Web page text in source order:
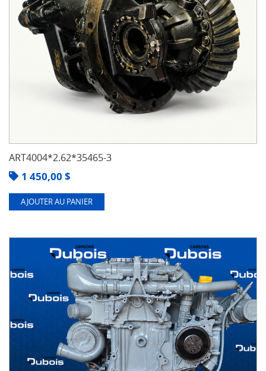
ART4004*2.62*35465-3
1 450,00 $
AJOUTER AU PANIER